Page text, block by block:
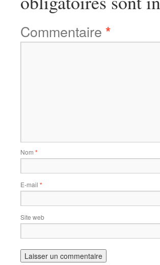
Commentaire *
Nom *
E-mail *
Site web